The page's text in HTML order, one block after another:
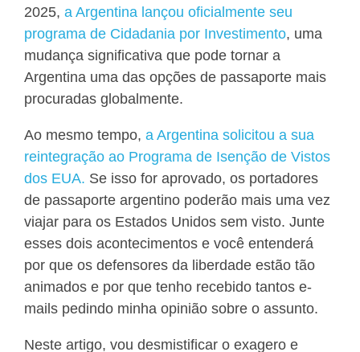
2025, a Argentina lançou oficialmente seu
programa de Cidadania por Investimento, uma
mudança significativa que pode tornar a
Argentina uma das opções de passaporte mais
procuradas globalmente.
Ao mesmo tempo, a Argentina solicitou a sua
reintegração ao Programa de Isenção de Vistos
dos EUA. Se isso for aprovado, os portadores
de passaporte argentino poderão mais uma vez
viajar para os Estados Unidos sem visto. Junte
esses dois acontecimentos e você entenderá
por que os defensores da liberdade estão tão
animados e por que tenho recebido tantos e-
mails pedindo minha opinião sobre o assunto.
Neste artigo, vou desmistificar o exagero e